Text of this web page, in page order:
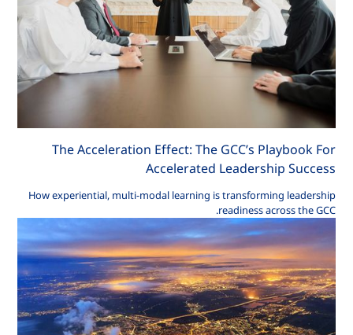
The Acceleration Effect: The GCC’s Playbook For
Accelerated Leadership Success
How experiential, multi-modal learning is transforming leadership
readiness across the GCC.